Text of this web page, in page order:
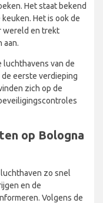
Het staat bekend
Het is ook de
wereld en trekt
aan.
luchthavens van de
eerste verdieping
zich op de
op Bologna
zo snel
en de
Volgens de